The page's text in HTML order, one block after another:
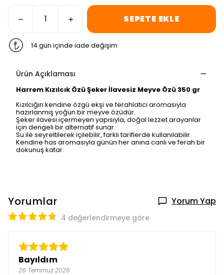
SEPETE EKLE
14 gün içinde iade değişim
Ürün Açıklaması
Harrem Kızılcık Özü Şeker İlavesiz Meyve Özü 350 gr
Kızılcığın kendine özgü ekşi ve ferahlatıcı aromasıyla
hazırlanmış yoğun bir meyve özüdür.
Şeker ilavesi içermeyen yapısıyla, doğal lezzet arayanlar
için dengeli bir alternatif sunar.
Su ile seyreltilerek içilebilir, farklı tariflerde kullanılabilir.
Kendine has aromasıyla günün her anına canlı ve ferah bir
dokunuş katar.
Yorumlar Yorum Yap
4 değerlendirmeye göre
Bayıldım
26 Temmuz 2026